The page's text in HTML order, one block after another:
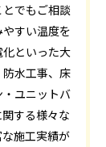
でもご相談
すい温度を
といった大
水工事、床
ユニットバ
する様々な
施工実績が